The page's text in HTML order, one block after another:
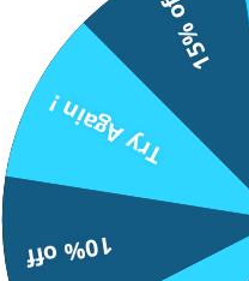
10% off
Try Again !
15% off